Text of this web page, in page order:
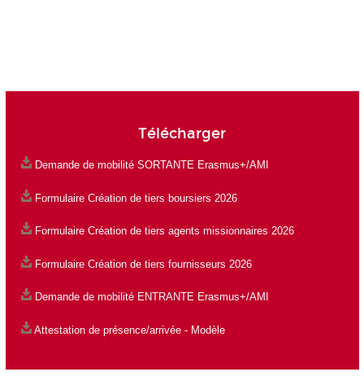
Télécharger
Demande de mobilité SORTANTE Erasmus+/AMI
Formulaire Création de tiers boursiers 2026
Formulaire Création de tiers agents missionnaires 2026
Formulaire Création de tiers fournisseurs 2026
Demande de mobilité ENTRANTE Erasmus+/AMI
Attestation de présence/arrivée - Modèle